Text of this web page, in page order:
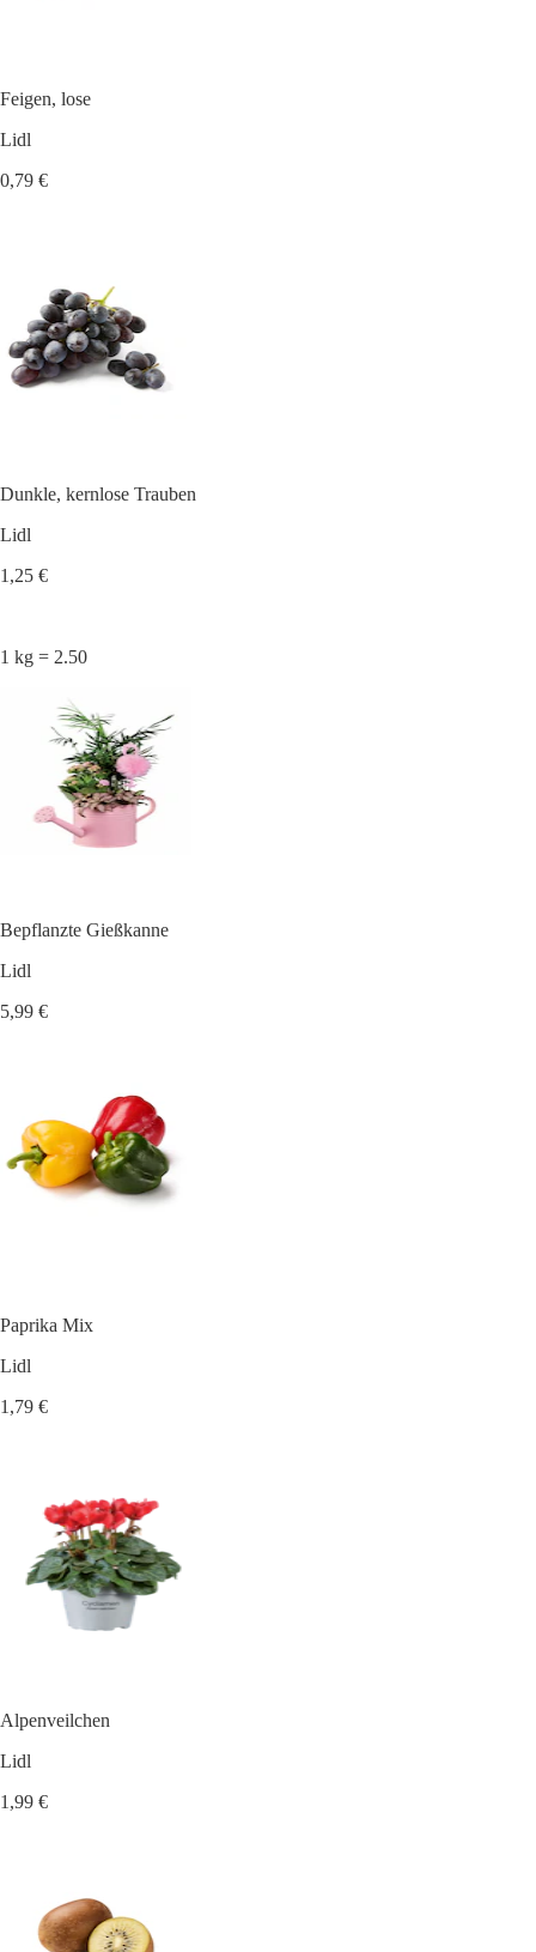
Feigen, lose
Lidl
0,79 €
Dunkle, kernlose Trauben
Lidl
1,25 €
1 kg = 2.50
Bepflanzte Gießkanne
Lidl
5,99 €
Paprika Mix
Lidl
1,79 €
Alpenveilchen
Lidl
1,99 €